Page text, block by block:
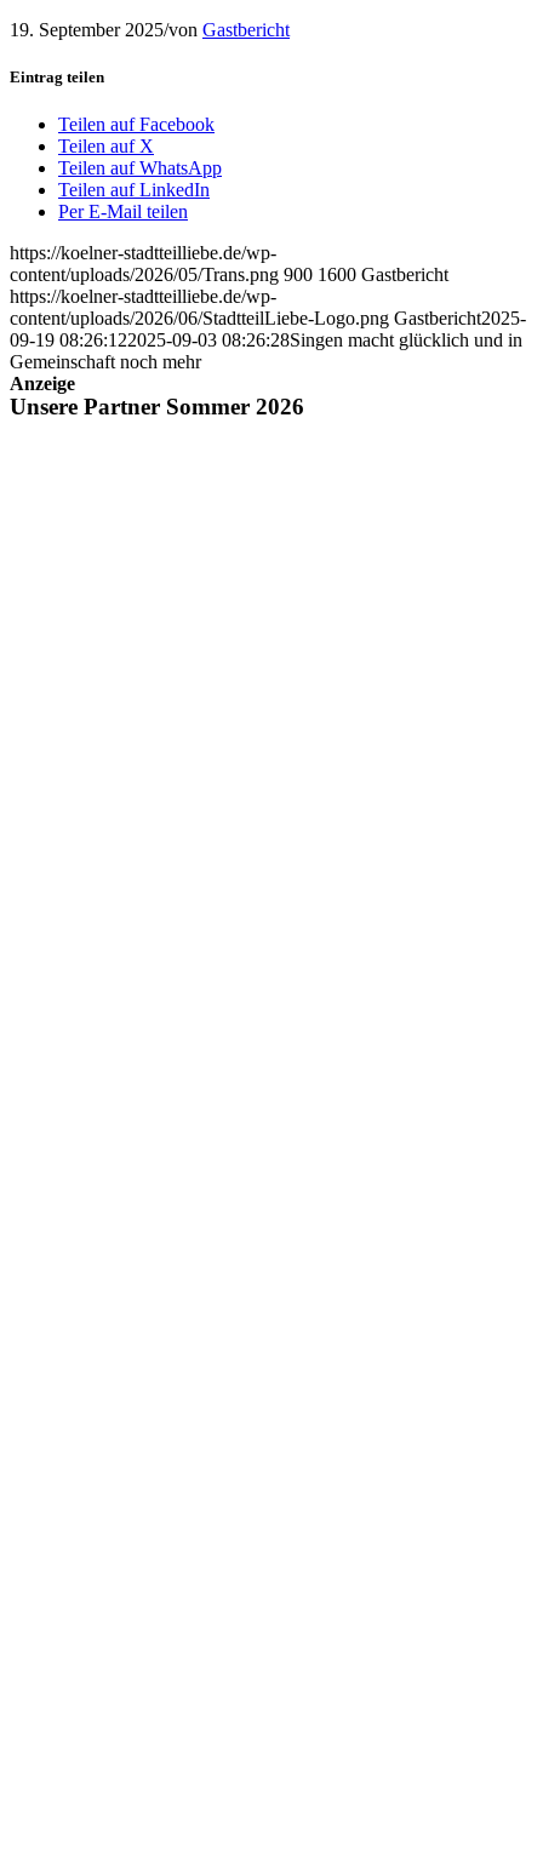
19. September 2025/von Gastbericht
Eintrag teilen
Teilen auf Facebook
Teilen auf X
Teilen auf WhatsApp
Teilen auf LinkedIn
Per E-Mail teilen
https://koelner-stadtteilliebe.de/wp-
content/uploads/2026/05/Trans.png 900 1600 Gastbericht
https://koelner-stadtteilliebe.de/wp-
content/uploads/2026/06/StadtteilLiebe-Logo.png Gastbericht2025-
09-19 08:26:122025-09-03 08:26:28Singen macht glücklich und in
Gemeinschaft noch mehr
Anzeige
Unsere Partner Sommer 2026